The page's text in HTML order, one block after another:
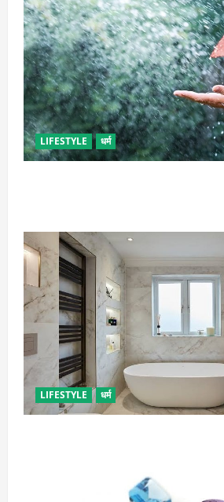
LIFESTYLE धर्म
LIFESTYLE धर्म